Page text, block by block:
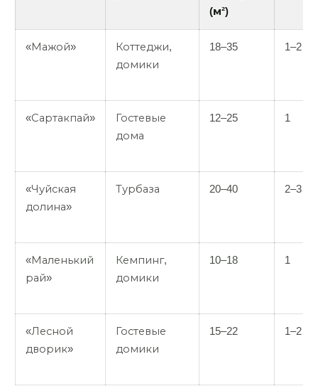
(м²)
«Мажой»
Коттеджи,
домики
18–35 1–2
«Сартакпай»
Гостевые
дома
12–25 1
«Чуйская
долина»
Турбаза 20–40 2–3
«Маленький
рай»
Кемпинг,
домики
10–18 1
«Лесной
дворик»
Гостевые
домики
15–22 1–2